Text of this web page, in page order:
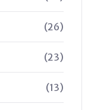
(26)
(23)
(13)